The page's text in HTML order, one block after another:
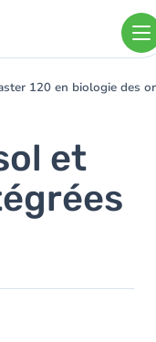
120 en biologie des
et